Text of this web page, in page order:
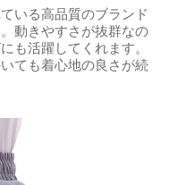
いる高品質のブランド
動きやすさが抜群なの
も活躍してくれます。
ても着心地の良さが続